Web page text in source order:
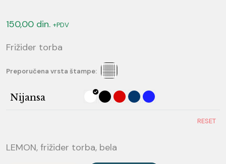
150,00 din. +PDV
Frižider torba
Preporučena vrsta štampe:
Nijansa
RESET
LEMON, frižider torba, bela